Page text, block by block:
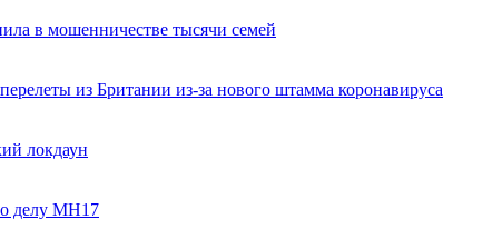
в мошенничестве тысячи семей
из Британии из-за нового штамма коронавируса
локдаун
делу МН17